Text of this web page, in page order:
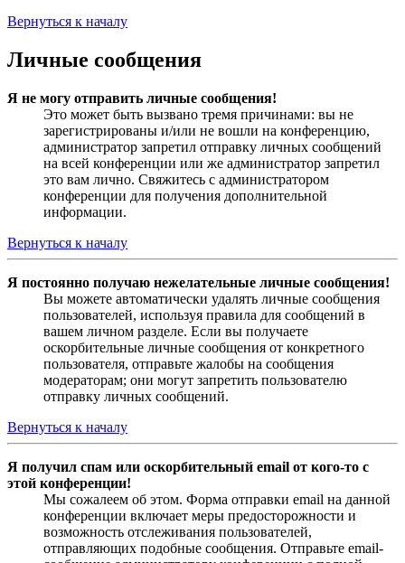
Вернуться к началу
Личные сообщения
Я не могу отправить личные сообщения!
Это может быть вызвано тремя причинами: вы не
зарегистрированы и/или не вошли на конференцию,
администратор запретил отправку личных сообщений
на всей конференции или же администратор запретил
это вам лично. Свяжитесь с администратором
конференции для получения дополнительной
информации.
Вернуться к началу
Я постоянно получаю нежелательные личные сообщения!
Вы можете автоматически удалять личные сообщения
пользователей, используя правила для сообщений в
вашем личном разделе. Если вы получаете
оскорбительные личные сообщения от конкретного
пользователя, отправьте жалобы на сообщения
модераторам; они могут запретить пользователю
отправку личных сообщений.
Вернуться к началу
Я получил спам или оскорбительный email от кого-то с
этой конференции!
Мы сожалеем об этом. Форма отправки email на данной
конференции включает меры предосторожности и
возможность отслеживания пользователей,
отправляющих подобные сообщения. Отправьте email-